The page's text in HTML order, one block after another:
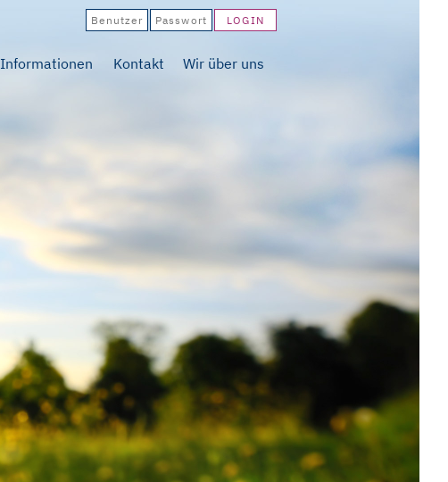
Informationen Kontakt Wir über uns